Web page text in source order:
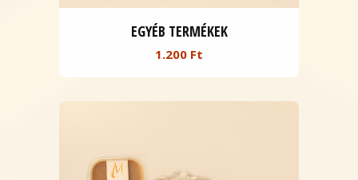
EGYÉB TERMÉKEK
1.200 Ft